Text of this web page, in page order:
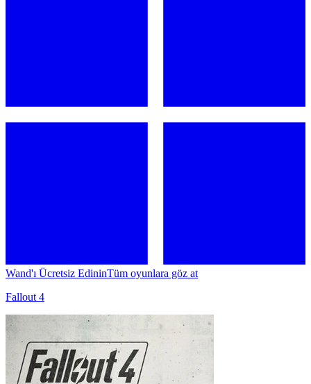
Wand'ı Ücretsiz EdininTüm oyunlara göz at
Fallout 4